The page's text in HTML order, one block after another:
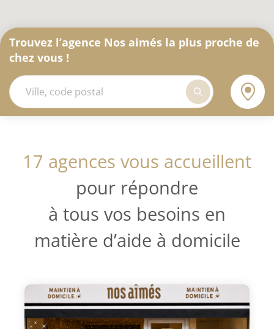
Trouvez l’agence Nos aimés la plus proche de
chez vous !
17 agences vous accueillent
pour répondre
à tous vos besoins en
matière d’aide à domicile